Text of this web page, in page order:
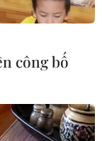
công bố